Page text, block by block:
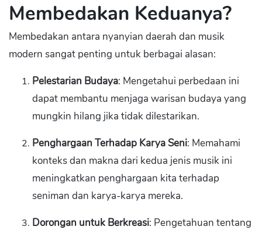
Membedakan Keduanya?
Membedakan antara nyanyian daerah dan musik
modern sangat penting untuk berbagai alasan:
Pelestarian Budaya: Mengetahui perbedaan ini
dapat membantu menjaga warisan budaya yang
mungkin hilang jika tidak dilestarikan.
Penghargaan Terhadap Karya Seni: Memahami
konteks dan makna dari kedua jenis musik ini
meningkatkan penghargaan kita terhadap
seniman dan karya-karya mereka.
Dorongan untuk Berkreasi: Pengetahuan tentang